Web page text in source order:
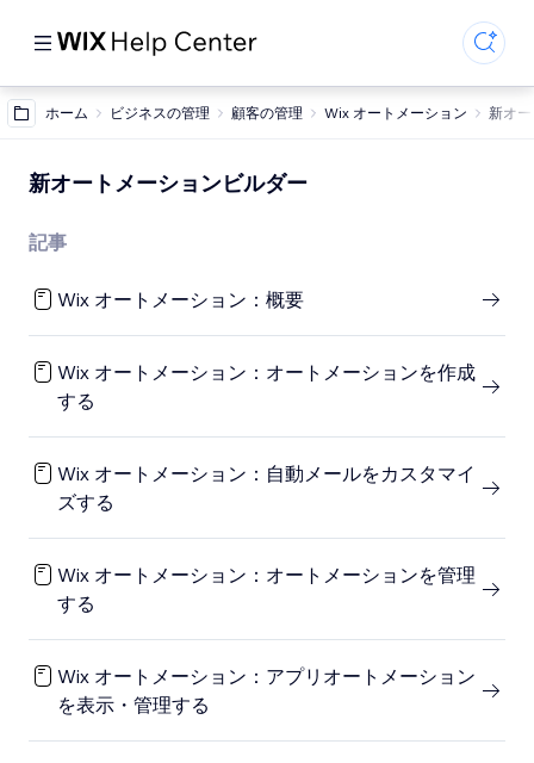
ホーム ビジネスの管理 顧客の管理 Wix オートメーション 新オ
新オートメーションビルダー
記事
Wix オートメーション：概要
Wix オートメーション：オートメーションを作成
する
Wix オートメーション：自動メールをカスタマイ
ズする
Wix オートメーション：オートメーションを管理
する
Wix オートメーション：アプリオートメーション
を表示・管理する